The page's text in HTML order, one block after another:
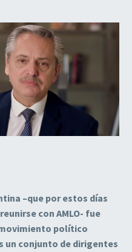
–que por estos días
con AMLO- fue
político
un conjunto de dirigentes